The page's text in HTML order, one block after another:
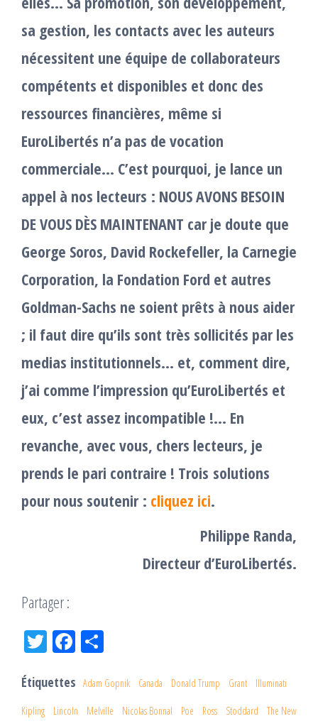
sa gestion, les contacts avec les auteurs
nécessitent une équipe de collaborateurs
compétents et disponibles et donc des
ressources financières, même si
EuroLibertés n’a pas de vocation
commerciale… C’est pourquoi, je lance un
appel à nos lecteurs : NOUS AVONS BESOIN
DE VOUS DÈS MAINTENANT car je doute que
George Soros, David Rockefeller, la Carnegie
Corporation, la Fondation Ford et autres
Goldman-Sachs ne soient prêts à nous aider
; il faut dire qu’ils sont très sollicités par les
medias institutionnels… et, comment dire,
j’ai comme l’impression qu’EuroLibertés et
eux, c’est assez incompatible !… En
revanche, avec vous, chers lecteurs, je
prends le pari contraire ! Trois solutions
pour nous soutenir : cliquez ici.
Philippe Randa,
Directeur d’EuroLibertés.
Partager :
Tw
er
Fac
oo
k
ge
r
Étiquettes Adam Gopnik Canada Donald Trump Grant Illuminati
Kipling Lincoln Melville Nicolas Bonnal Poe Ross Stoddard The New